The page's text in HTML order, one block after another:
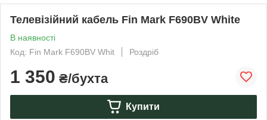
Телевізійний кабель Fin Mark F690BV White
В наявності
Код: Fin Mark F690BV Whit
Роздріб
1 350 ₴/бухта
Купити